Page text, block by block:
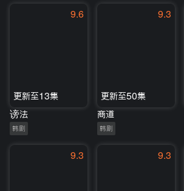
9.6
更新至13集
谤法
韩剧
9.3
更新至50集
商道
韩剧
9.3 9.3